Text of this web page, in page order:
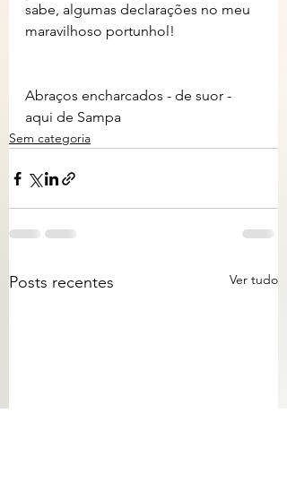
sabe, algumas declarações no meu
maravilhoso portunhol!
Abraços encharcados - de suor -
aqui de Sampa
Sem categoria
Posts recentes Ver tudo